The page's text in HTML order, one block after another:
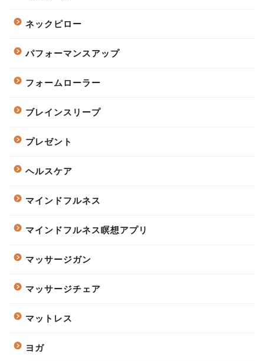
ネックピロー
パフォーマンスアップ
フォームローラー
ブレインスリープ
プレゼント
ヘルスケア
マインドフルネス
マインドフルネス瞑想アプリ
マッサージガン
マッサージチェア
マットレス
ヨガ